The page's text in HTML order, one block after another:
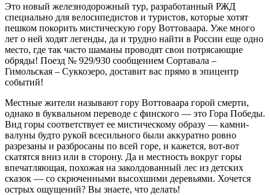
Это новый железнодорожный тур, разработанный РЖД
специально для велосипедистов и туристов, которые хотят
пешком покорить мистическую гору Воттоваара. Уже много
лет о ней ходят легенды, да и трудно найти в России еще одно
место, где так часто шаманы проводят свои потрясающие
обряды! Поезд № 929/930 сообщением Сортавала –
Гимольская – Суккозеро, доставит вас прямо в эпицентр
событий!
Местные жители называют гору Воттоваара горой смерти,
однако в буквальном переводе с финского — это Гора Победы.
Вид горы соответствует ее мистическому образу — камни-
валуны будто рукой всесильного были аккуратно ровно
разрезаны и разбросаны по всей горе, и кажется, вот-вот
скатятся вниз или в сторону. Да и местность вокруг горы
впечатляющая, похожая на заколдованный лес из детских
сказок — со скрюченными высохшими деревьями. Хочется
острых ощущений? Вы знаете, что делать!